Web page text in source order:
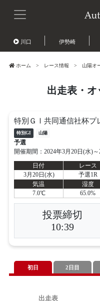
川口 伊勢崎
ホーム レース情報 山陽オ
出走表・
特別ＧⅠ共同通信社杯プ
特別GI 山陽
予選
開催期間：2024年3月20日(水)
日付
レース
3月20日(水)
予選1R
気温
湿度
7.0℃
65.0%
投票締切
10:39
初日 2日目
出走表